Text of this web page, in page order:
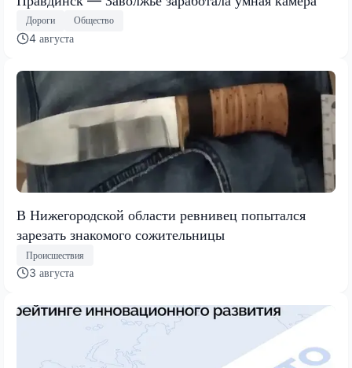
Дороги Общество
4 августа
В Нижегородской области ревнивец попытался
зарезать знакомого сожительницы
Происшествия
3 августа